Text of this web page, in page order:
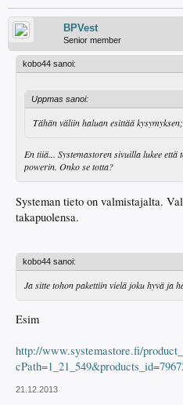
BPVest
Senior member
kobo44 sanoi:
Uppmas sanoi:
Tähän väliin haluan esittää
En tiiä... Systemastoren sivuilla lukee
powerin. Onko se totta?
Systeman tieto on valmistajalta.
takapuolensa.
kobo44 sanoi:
Ja sitte tohon pakettiin vielä joku hyvä ja
Esim
http://www.systemastore.fi/
21.12.2013